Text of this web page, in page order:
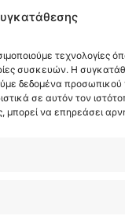
τεχνολογίες
συσκευών. Η
δεδομένα
σε αυτόν τον
να επηρεάσει